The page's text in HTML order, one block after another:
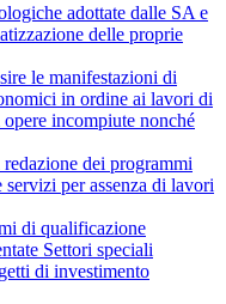
adottate dalle SA e
delle proprie
le manifestazioni di
in ordine ai lavori di
incompiute nonché
dei programmi
per assenza di lavori
di qualificazione
Settori speciali
di investimento